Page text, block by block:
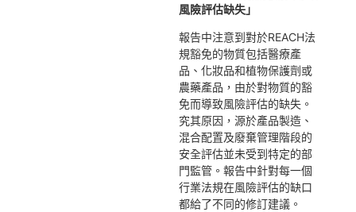
風險評估缺失」
報告中注意到對於REACH法
規豁免的物質包括醫療產
品、化妝品和植物保護劑或
農藥產品，由於對物質的豁
免而導致風險評估的缺失。
究其原因，源於產品製造、
混合配置及廢棄管理階段的
安全評估並未受到特定的部
門監管。報告中針對每一個
行業法規在風險評估的缺口
都給了不同的修訂建議。